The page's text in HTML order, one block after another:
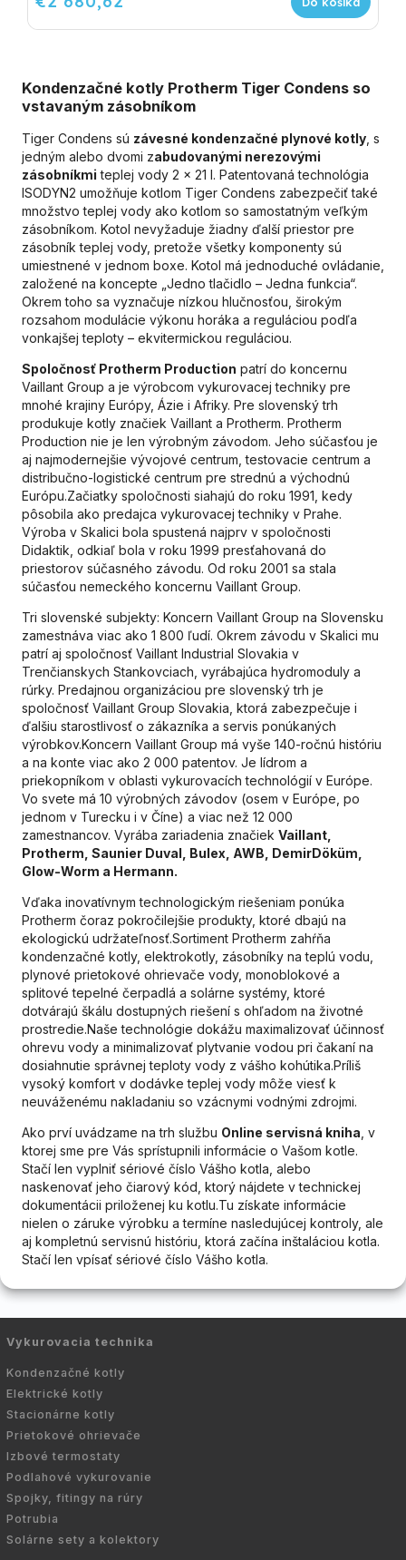
Kondenzačné kotly Protherm Tiger Condens so
vstavaným zásobníkom
Tiger Condens sú závesné kondenzačné plynové kotly, s
jedným alebo dvomi zabudovanými nerezovými
zásobníkmi teplej vody 2 x 21 l. Patentovaná technológia
ISODYN2 umožňuje kotlom Tiger Condens zabezpečiť také
množstvo teplej vody ako kotlom so samostatným veľkým
zásobníkom. Kotol nevyžaduje žiadny ďalší priestor pre
zásobník teplej vody, pretože všetky komponenty sú
umiestnené v jednom boxe. Kotol má jednoduché ovládanie,
založené na koncepte „Jedno tlačidlo – Jedna funkcia“.
Okrem toho sa vyznačuje nízkou hlučnosťou, širokým
rozsahom modulácie výkonu horáka a reguláciou podľa
vonkajšej teploty – ekvitermickou reguláciou.
Spoločnosť Protherm Production patrí do koncernu
Vaillant Group a je výrobcom vykurovacej techniky pre
mnohé krajiny Európy, Ázie i Afriky. Pre slovenský trh
produkuje kotly značiek Vaillant a Protherm. Protherm
Production nie je len výrobným závodom. Jeho súčasťou je
aj najmodernejšie vývojové centrum, testovacie centrum a
distribučno-logistické centrum pre strednú a východnú
Európu.Začiatky spoločnosti siahajú do roku 1991, kedy
pôsobila ako predajca vykurovacej techniky v Prahe.
Výroba v Skalici bola spustená najprv v spoločnosti
Didaktik, odkiaľ bola v roku 1999 presťahovaná do
priestorov súčasného závodu. Od roku 2001 sa stala
súčasťou nemeckého koncernu Vaillant Group.
Tri slovenské subjekty: Koncern Vaillant Group na Slovensku
zamestnáva viac ako 1 800 ľudí. Okrem závodu v Skalici mu
patrí aj spoločnosť Vaillant Industrial Slovakia v
Trenčianskych Stankovciach, vyrábajúca hydromoduly a
rúrky. Predajnou organizáciou pre slovenský trh je
spoločnosť Vaillant Group Slovakia, ktorá zabezpečuje i
ďalšiu starostlivosť o zákazníka a servis ponúkaných
výrobkov.Koncern Vaillant Group má vyše 140-ročnú históriu
a na konte viac ako 2 000 patentov. Je lídrom a
priekopníkom v oblasti vykurovacích technológií v Európe.
Vo svete má 10 výrobných závodov (osem v Európe, po
jednom v Turecku i v Číne) a viac než 12 000
zamestnancov. Vyrába zariadenia značiek Vaillant,
Protherm, Saunier Duval, Bulex, AWB, DemirDöküm,
Glow-Worm a Hermann.
Vďaka inovatívnym technologickým riešeniam ponúka
Protherm čoraz pokročilejšie produkty, ktoré dbajú na
ekologickú udržateľnosť.Sortiment Protherm zahŕňa
kondenzačné kotly, elektrokotly, zásobníky na teplú vodu,
plynové prietokové ohrievače vody, monoblokové a
splitové tepelné čerpadlá a solárne systémy, ktoré
dotvárajú škálu dostupných riešení s ohľadom na životné
prostredie.Naše technológie dokážu maximalizovať účinnosť
ohrevu vody a minimalizovať plytvanie vodou pri čakaní na
dosiahnutie správnej teploty vody z vášho kohútika.Príliš
vysoký komfort v dodávke teplej vody môže viesť k
neuváženému nakladaniu so vzácnymi vodnými zdrojmi.
Ako prví uvádzame na trh službu Online servisná kniha, v
ktorej sme pre Vás sprístupnili informácie o Vašom kotle.
Stačí len vyplniť sériové číslo Vášho kotla, alebo
naskenovať jeho čiarový kód, ktorý nájdete v technickej
dokumentácii priloženej ku kotlu.Tu získate informácie
nielen o záruke výrobku a termíne nasledujúcej kontroly, ale
aj kompletnú servisnú históriu, ktorá začína inštaláciou kotla.
Stačí len vpísať sériové číslo Vášho kotla.
Vykurovacia technika
Kondenzačné kotly
Elektrické kotly
Stacionárne kotly
Prietokové ohrievače
Izbové termostaty
Podlahové vykurovanie
Spojky, fitingy na rúry
Potrubia
Solárne sety a kolektory